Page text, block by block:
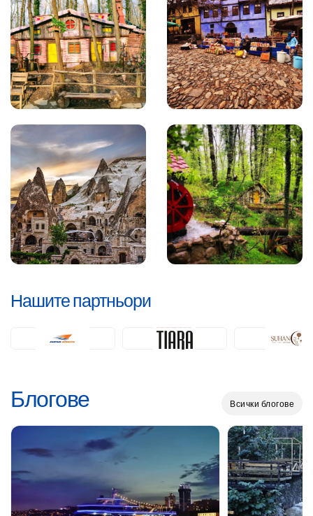
Нашите партньори
Блогове Всички блогове